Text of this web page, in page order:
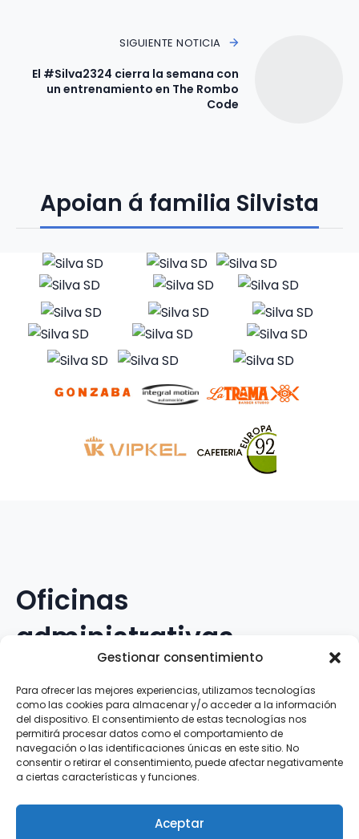
Gestionar consentimiento
Para ofrecer las mejores experiencias, utilizamos tecnologías
como las cookies para almacenar y/o acceder a la información
del dispositivo. El consentimiento de estas tecnologías nos
permitirá procesar datos como el comportamiento de
navegación o las identificaciones únicas en este sitio. No
consentir o retirar el consentimiento, puede afectar negativamente
a ciertas características y funciones.
Aceptar
SIGUIENTE NOTICIA
El #Silva2324 cierra la semana con
un entrenamiento en The Rombo
Code
Apoian á familia Silvista
Oficinas
administrativas
Avenida Galileo Galilei, 12
15.008 · A Coruña · España
Teléfono:881.069.303
WhatsApp:616.897.466